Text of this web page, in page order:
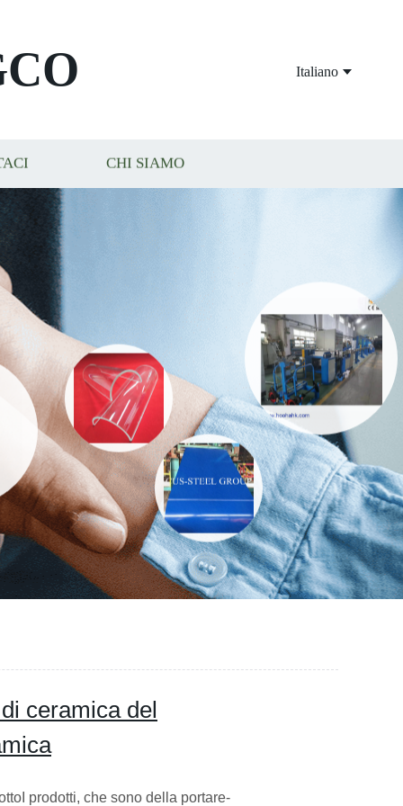
Italiano
CHI SIAMO
ceramica del
prodotti, che sono della portare-